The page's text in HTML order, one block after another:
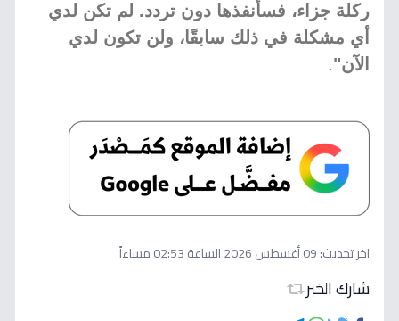
ركلة جزاء، فسأنفذها دون تردد. لم تكن لدي
أي مشكلة في ذلك سابقًا، ولن تكون لدي
الآن".
اخر تحديث:09 أغسطس 2026 الساعة 02:53 مساءاً
شارك الخبر